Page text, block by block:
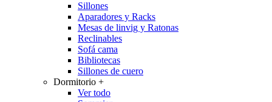
Sillones
Aparadores y Racks
Mesas de linvig y Ratonas
Reclinables
Sofá cama
Bibliotecas
Sillones de cuero
Dormitorio +
Ver todo